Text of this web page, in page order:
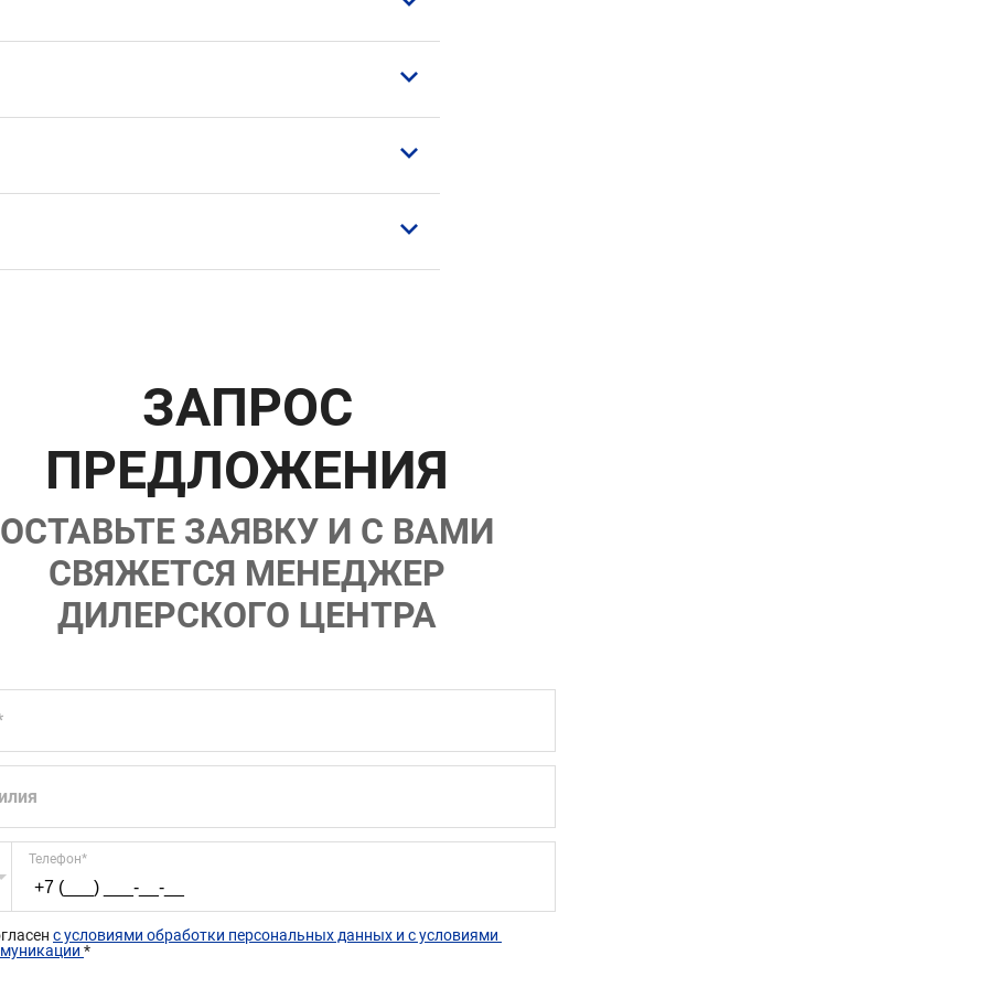
ЗАПРОС
ПРЕДЛОЖЕНИЯ
ОСТАВЬТЕ ЗАЯВКУ И С ВАМИ
СВЯЖЕТСЯ МЕНЕДЖЕР
ДИЛЕРСКОГО ЦЕНТРА
Телефон*
с условиями обработки персональных данных и с условиями
*